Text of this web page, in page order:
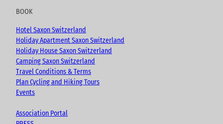
BOOK
Hotel Saxon Switzerland
Holiday Apartment Saxon Switzerland
Holiday House Saxon Switzerland
Camping Saxon Switzerland
Travel Conditions & Terms
Plan Cycling and Hiking Tours
Events
Association Portal